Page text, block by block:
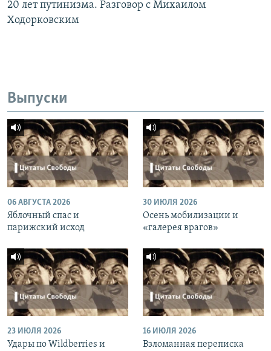
20 лет путинизма. Разговор с Михаилом
Ходорковским
Выпуски
06 АВГУСТА 2026
Яблочный спас и
парижский исход
30 ИЮЛЯ 2026
Осень мобилизации и
«галерея врагов»
23 ИЮЛЯ 2026
Удары по Wildberries и
16 ИЮЛЯ 2026
Взломанная переписка